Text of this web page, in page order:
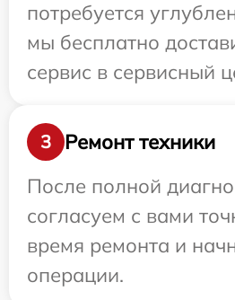
потребуется
мы бесплатно
сервис в сервисный
3
Ремонт техники
После полной
согласуем с вами
время ремонта и
операции.